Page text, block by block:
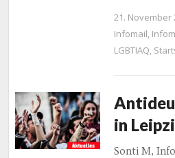
21. November
Infomail,
LGBTIAQ,
in
Sonti M,